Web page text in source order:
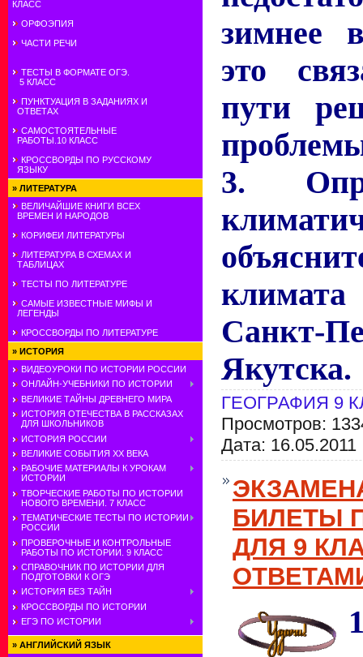
КЛАСС
ОРФОЭПИЯ
ЧАСТИ РЕЧИ
ТЕСТЫ В ФОРМАТЕ ОГЭ.
5 КЛАСС
ПУНКТУАЦИЯ В ЗАДАНИЯХ И
ОТВЕТАХ
САМОСТОЯТЕЛЬНЫЕ
РАБОТЫ.10 КЛАСС
КРОССВОРДЫ ПО РУССКОМУ
ЯЗЫКУ
» ЛИТЕРАТУРА
ВЕЛИЧАЙШИЕ КНИГИ ВСЕХ
ВРЕМЕН И НАРОДОВ
КОРИФЕИ ЛИТЕРАТУРЫ
ЛИТЕРАТУРА В СХЕМАХ И
ТАБЛИЦАХ
ТЕСТЫ ПО ЛИТЕРАТУРЕ
САМЫЕ ИЗВЕСТНЫЕ МИФЫ И
ЛЕГЕНДЫ
КРОССВОРДЫ ПО ЛИТЕРАТУРЕ
» ИСТОРИЯ
ВИДЕОУРОКИ ПО ИСТОРИИ РОССИИ
ОНЛАЙН-УЧЕБНИКИ ПО ИСТОРИИ
ВЕЛИКИЕ ТАЙНЫ ДРЕВНЕГО МИРА
ИСТОРИЯ ОТЕЧЕСТВА В РАССКАЗАХ
ДЛЯ ШКОЛЬНИКОВ
ИСТОРИЯ РОССИИ
ВЕЛИКИЕ СОБЫТИЯ ХХ ВЕКА
РАБОЧИЕ МАТЕРИАЛЫ К УРОКАМ
ИСТОРИИ
ТВОРЧЕСКИЕ РАБОТЫ ПО ИСТОРИИ
НОВОГО ВРЕМЕНИ. 7 КЛАСС
ТЕМАТИЧЕСКИЕ ТЕСТЫ ПО ИСТОРИИ
РОССИИ
ПРОВЕРОЧНЫЕ И КОНТРОЛЬНЫЕ
РАБОТЫ ПО ИСТОРИИ. 9 КЛАСС
СПРАВОЧНИК ПО ИСТОРИИ ДЛЯ
ПОДГОТОВКИ К ОГЭ
ИСТОРИЯ БЕЗ ТАЙН
КРОССВОРДЫ ПО ИСТОРИИ
ЕГЭ ПО ИСТОРИИ
» АНГЛИЙСКИЙ ЯЗЫК
зимнее
это
пути
3.
Санкт-
Якутска.
ГЕОГРАФИЯ 9
Просмотров:
Дата: 16.05.2011
БИЛЕТЫ
ДЛЯ 9